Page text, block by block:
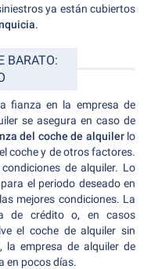
ya están cubiertos
.
BARATO:
fianza en la empresa de
se asegura en caso de
del coche de alquilerlo
coche y de otros factores.
de alquiler. Lo
el periodo deseado en
mejores condiciones. La
de crédito o, en casos
el coche de alquiler sin
empresa de alquiler de
en pocos días.